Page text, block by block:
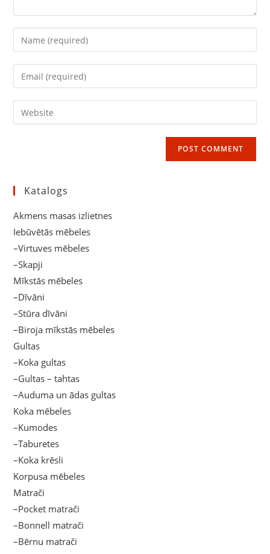
Enter
your
name
comment
Enter
your
email
address
Enter
your
Katalogs
Akmens masas izlietnes
Iebūvētās mēbeles
–Virtuves mēbeles
–Skapji
Mīkstās mēbeles
–Dīvāni
–Stūra dīvāni
–Biroja mīkstās mēbeles
Gultas
–Koka gultas
–Gultas – tahtas
–Auduma un ādas gultas
Koka mēbeles
–Kumodes
–Taburetes
–Koka krēsli
Korpusa mēbeles
Matrači
–Pocket matrači
–Bonnell matrači
–Bērnu matrači